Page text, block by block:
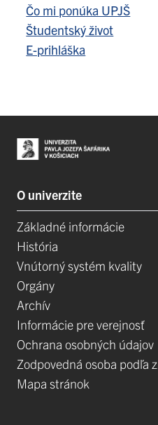
Čo mi ponúka UPJŠ
Študentský život
E-prihláška
O univerzite
Základné informácie
História
Vnútorný systém kvality
Orgány
Archív
Informácie pre verejnosť
Ochrana osobných údajov
Zodpovedná osoba podľa
Mapa stránok